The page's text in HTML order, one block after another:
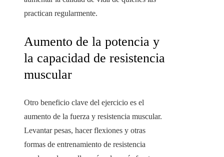
practican regularmente.
Aumento de la potencia y
la capacidad de resistencia
muscular
Otro beneficio clave del ejercicio es el
aumento de la fuerza y resistencia muscular.
Levantar pesas, hacer flexiones y otras
formas de entrenamiento de resistencia